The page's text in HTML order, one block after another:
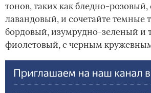
тонов, таких как бледно-розовый,
лавандовый, и сочетайте темные
бордовый, изумрудно-зеленый и
фиолетовый, с черным